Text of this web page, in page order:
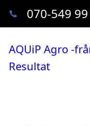
070-549
AQUiP Agro -
Resultat